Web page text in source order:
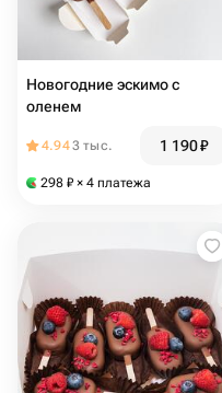
Новогодние эскимо с
оленем
4.943 тыс. 1 190₽
298 ₽ × 4 платежа